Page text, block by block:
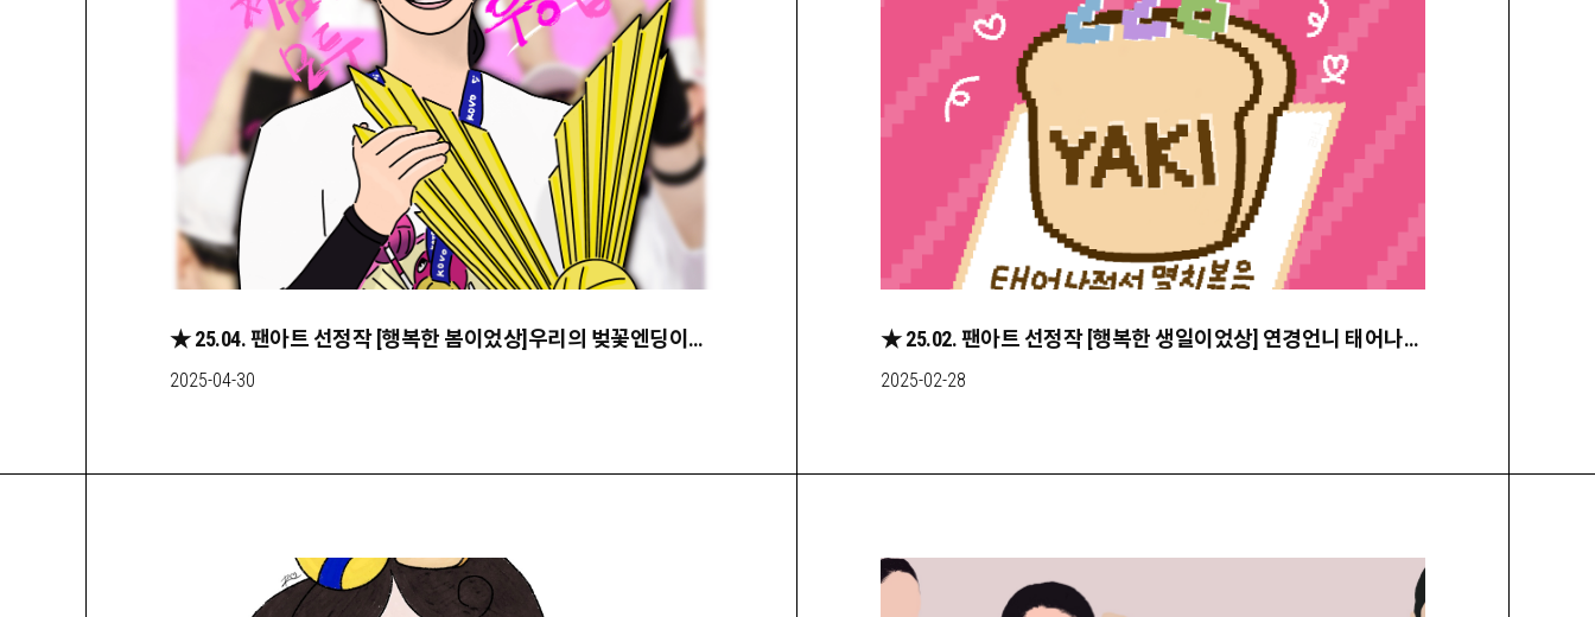
★ 25.04. 팬아트 선정작 [행복한 봄이었상]우리의 벚꽃엔딩이었던 4월
2025-04-30
★ 25.02. 팬아트 선정작 [행복한 생일이었상] 연경언니 태어나줘서 멸치볶음
2025-02-28